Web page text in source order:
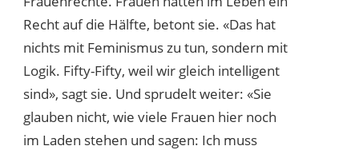
Recht auf die Hälfte, betont sie. «Das hat
nichts mit Feminismus zu tun, sondern mit
Logik. Fifty-Fifty, weil wir gleich intelligent
sind», sagt sie. Und sprudelt weiter: «Sie
glauben nicht, wie viele Frauen hier noch
im Laden stehen und sagen: Ich muss